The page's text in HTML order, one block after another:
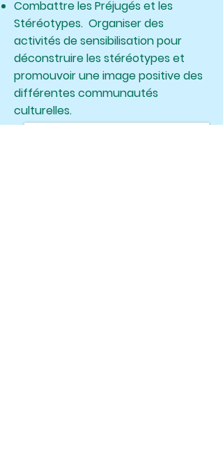
Combattre les Préjugés et les
Stéréotypes. Organiser des
activités de sensibilisation pour
déconstruire les stéréotypes et
promouvoir une image positive des
différentes communautés
culturelles.​​​​